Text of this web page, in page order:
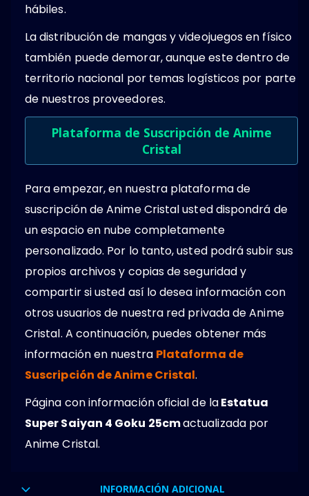
hábiles.
La distribución de mangas y videojuegos en físico
también puede demorar, aunque este dentro de
territorio nacional por temas logísticos por parte
de nuestros proveedores.
Plataforma de Suscripción de Anime
Cristal
Para empezar, en nuestra plataforma de
suscripción de Anime Cristal usted dispondrá de
un espacio en nube completamente
personalizado. Por lo tanto, usted podrá subir sus
propios archivos y copias de seguridad y
compartir si usted así lo desea información con
otros usuarios de nuestra red privada de Anime
Cristal. A continuación, puedes obtener más
información en nuestra Plataforma de
Suscripción de Anime Cristal.
Página con información oficial de laEstatua
Super Saiyan 4 Goku 25cmactualizada por
Anime Cristal.
INFORMACIÓN ADICIONAL